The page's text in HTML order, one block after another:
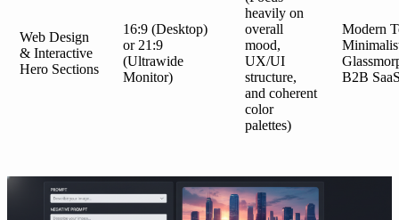
Web Design
& Interactive
Hero Sections
16:9 (Desktop)
or 21:9
(Ultrawide
Monitor)
heavily on
overall
mood,
UX/UI
structure,
and coherent
color
palettes)
Modern
B2B